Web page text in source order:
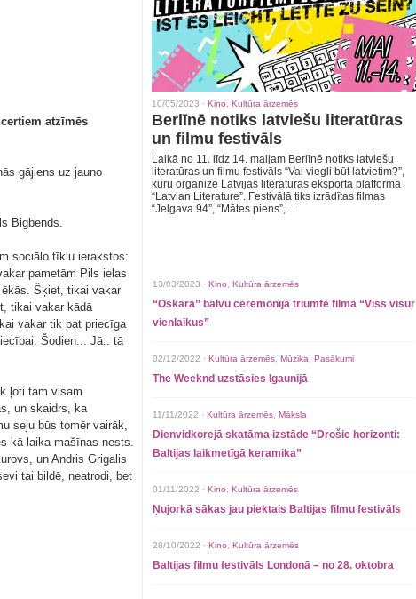
atzīmēs
gājiens uz jauno
Bigbends.
sociālo tīklu ierakstos:
pametām Pils ielas
Šķiet, tikai vakar
tikai vakar kādā
vakar tik pat priecīga
Šodien... Jā.. tā
ļoti tam visam
un skaidrs, ka
seju būs tomēr vairāk,
kā laika mašīnas nests.
un Andris Grigalis
tai bildē, neatrodi, bet
10/05/2023 · Kino Kultūra ārzemēs
Berlīnē notiks latviešu literatūras
un filmu festivāls
Laikā no 11. līdz 14. maijam Berlīnē notiks latviešu
literatūras un filmu festivāls “Vai viegli būt latvietim?”,
kuru organizē Latvijas literatūras eksporta platforma
“Latvian Literature”. Festivālā tiks izrādītas filmas
“Jelgava 94”, “Mātes piens”,…
13/03/2023 · Kino Kultūra ārzemēs
“Oskara” balvu ceremonijā triumfē filma “Viss visur
vienlaikus”
02/12/2022 · Kultūra ārzemēs Mūzika Pasākumi
The Weeknd uzstāsies Igaunijā
11/11/2022 · Kultūra ārzemēs Māksla
Dienvidkorejā skatāma izstāde “Drošie horizonti:
Baltijas laikmetīgā keramika”
01/11/2022 · Kino Kultūra ārzemēs
Ņujorkā sākas jau piektais Baltijas filmu festivāls
28/10/2022 · Kino Kultūra ārzemēs
Baltijas filmu festivāls Londonā – no 28. oktobra